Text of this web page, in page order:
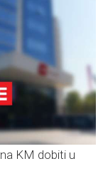
KM dobiti u